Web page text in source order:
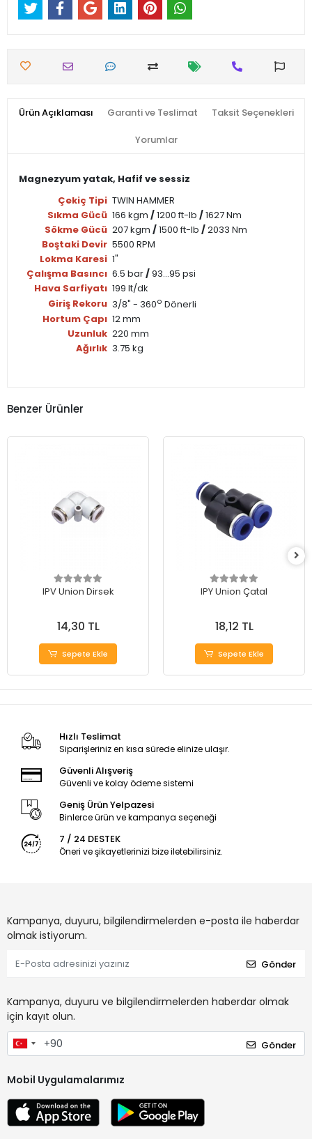
Ürün Açıklaması Garanti ve Teslimat Taksit Seçenekleri
Yorumlar
Magnezyum yatak, Hafif ve sessiz
Çekiç Tipi TWIN HAMMER
Sıkma Gücü 166 kgm /1200 ft-lb /1627 Nm
Sökme Gücü 207 kgm /1500 ft-lb /2033 Nm
Boştaki Devir 5500 RPM
Lokma Karesi 1"
Çalışma Basıncı 6.5 bar/93...95 psi
Hava Sarfiyatı 199 lt/dk
Giriş Rekoru 3/8" - 360o Dönerli
Hortum Çapı 12 mm
Uzunluk 220 mm
Ağırlık 3.75 kg
Benzer Ürünler
IPV Union Dirsek
14,30 TL
Sepete Ekle
IPY Union Çatal
18,12 TL
Sepete Ekle
Hızlı Teslimat
Siparişleriniz en kısa sürede elinize ulaşır.
Güvenli Alışveriş
Güvenli ve kolay ödeme sistemi
Geniş Ürün Yelpazesi
Binlerce ürün ve kampanya seçeneği
7 / 24 DESTEK
Öneri ve şikayetlerinizi bize iletebilirsiniz.
Kampanya, duyuru, bilgilendirmelerden e-posta ile haberdar
olmak istiyorum.
Gönder
Kampanya, duyuru ve bilgilendirmelerden haberdar olmak
için kayıt olun.
Gönder
Mobil Uygulamalarımız